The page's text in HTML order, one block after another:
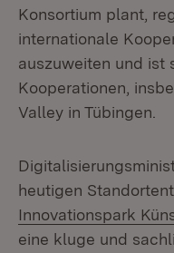
Konsortium plant,
internationale
auszuweiten und ist
Kooperationen,
Valley in Tübingen.
heutigen
Innovationspark
eine kluge und